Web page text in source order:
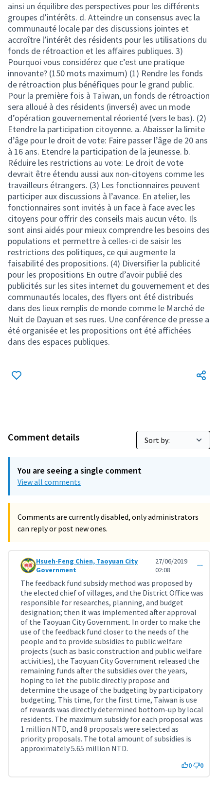
Comment details
You are seeing a single comment
View all comments
Comments are currently disabled, only administrators
can reply or post new ones.
Comment 872 (reply to comment 777)
Hsueh-Feng Chien, Taoyuan City
Government
27/06/2019
02:08
The feedback fund subsidy method was proposed by
the elected chief of villages, and the District Office was
responsible for researches, planning, and budget
designation; then it was implemented after approval
of the Taoyuan City Government. In order to make the
use of the feedback fund closer to the needs of the
people and to provide subsidies to public welfare
projects (such as basic construction and public welfare
activities), the Taoyuan City Government released the
remaining funds after the subsidies over the years,
hoping to let the public directly propose and
determine the usage of the budgeting by participatory
budgeting. This time, for the first time, Taiwan is use
of rewards was directly determined bottom-up by local
residents. The maximum subsidy for each proposal was
1 million NTD, and 8 proposals were selected as
priority proposals. The total amount of subsidies is
approximately 5.65 million NTD.
0 0